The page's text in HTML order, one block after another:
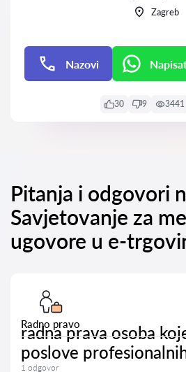
Zagreb
Nazovi
30 9 3441
Pitanja i odgovori
Savjetovanje za
ugovore u e-
Radno pravo
radna prava osoba
poslove
1 odgovor